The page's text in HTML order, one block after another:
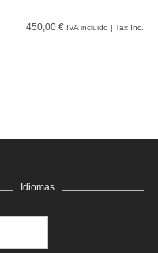
450,00 € IVA incluido | Tax Inc.
Idiomas